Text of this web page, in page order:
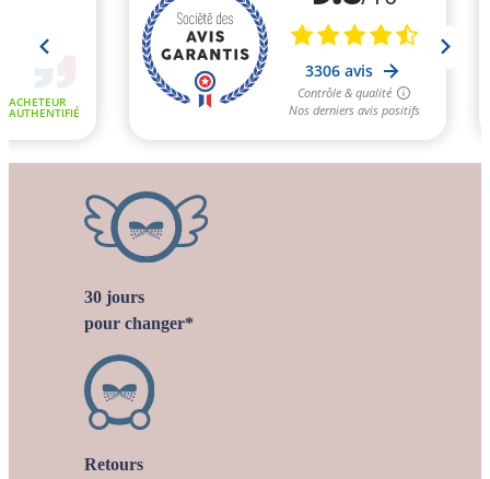
30 jours
pour changer*
Retours